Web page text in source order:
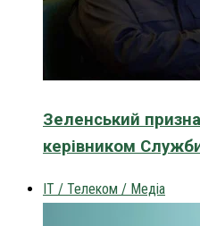
Зеленський
керівником
IT / Телеком / Медіа